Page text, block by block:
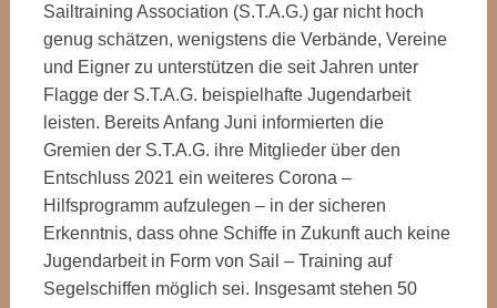
Sailtraining Association (S.T.A.G.) gar nicht hoch
genug schätzen, wenigstens die Verbände, Vereine
und Eigner zu unterstützen die seit Jahren unter
Flagge der S.T.A.G. beispielhafte Jugendarbeit
leisten. Bereits Anfang Juni informierten die
Gremien der S.T.A.G. ihre Mitglieder über den
Entschluss 2021 ein weiteres Corona –
Hilfsprogramm aufzulegen – in der sicheren
Erkenntnis, dass ohne Schiffe in Zukunft auch keine
Jugendarbeit in Form von Sail – Training auf
Segelschiffen möglich sei. Insgesamt stehen 50